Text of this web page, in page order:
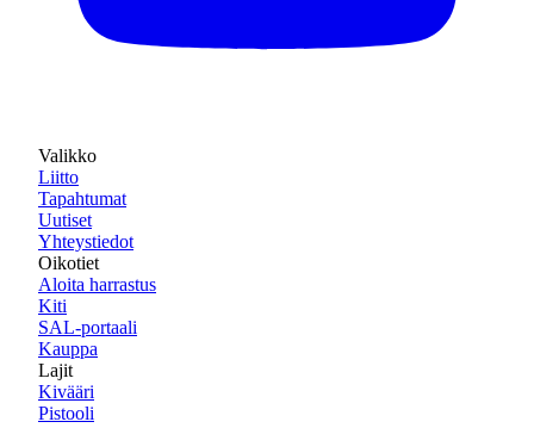
Valikko
Liitto
Tapahtumat
Uutiset
Yhteystiedot
Oikotiet
Aloita harrastus
Kiti
SAL-portaali
Kauppa
Lajit
Kivääri
Pistooli